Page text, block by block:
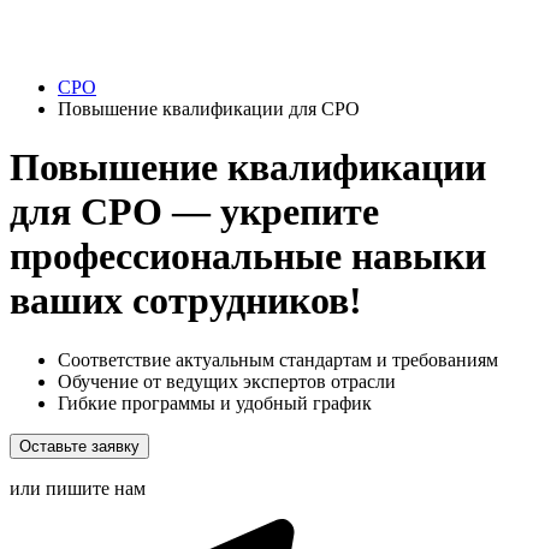
СРО
Повышение квалификации для СРО
Повышение квалификации
для СРО — укрепите
профессиональные навыки
ваших сотрудников!
Соответствие актуальным стандартам и требованиям
Обучение от ведущих экспертов отрасли
Гибкие программы и удобный график
Оставьте заявку
или пишите нам